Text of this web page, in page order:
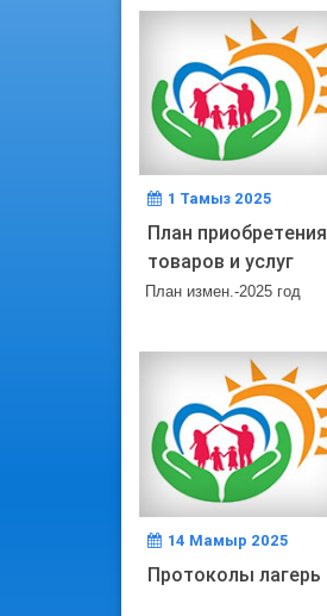
1 Тамыз 2025
План приобретения
товаров и услуг
План измен.-2025 год
14 Мамыр 2025
Протоколы лагерь